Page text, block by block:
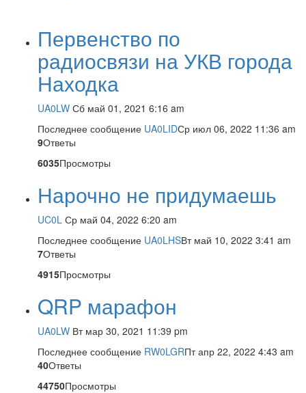
Первенство по
радиосвязи на УКВ города
Находка
UA0LW Сб май 01, 2021 6:16 am
Последнее сообщение UA0LIDСр июл 06, 2022 11:36 am
9Ответы
6035Просмотры
Нарочно не придумаешь
UC0L Ср май 04, 2022 6:20 am
Последнее сообщение UA0LHSВт май 10, 2022 3:41 am
7Ответы
4915Просмотры
QRP марафон
UA0LW Вт мар 30, 2021 11:39 pm
Последнее сообщение RW0LGRПт апр 22, 2022 4:43 am
40Ответы
44750Просмотры